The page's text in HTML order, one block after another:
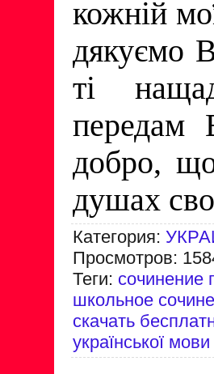
кожнiй
дякуємо
тi
передам
добро,
душах
Категория:
Просмотров:
Теги: сочинение
школьное
скачать
української мови